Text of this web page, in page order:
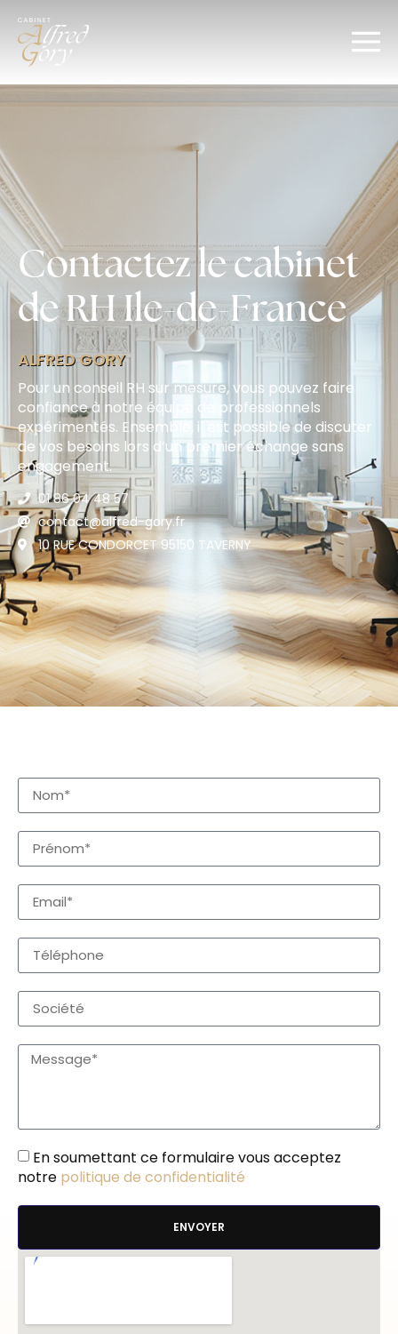
Contactez le cabinet
de RH Ile-de-France
ALFRED GORY
Pour un conseil RH sur mesure, vous pouvez faire
confiance à notre équipe de professionnels
expérimentés. Ensemble, il est possible de discuter
de vos besoins lors d’un premier échange sans
engagement.
01 86 04 48 57
contact@alfred-gory.fr
10 RUE CONDORCET 95150 TAVERNY
En soumettant ce formulaire vous acceptez
notre politique de confidentialité
ENVOYER